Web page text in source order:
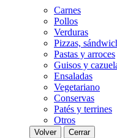
Carnes
Pollos
Verduras
Pizzas,
Pastas y arroces
Guisos y
Ensaladas
Vegetariano
Conservas
Patés y terrines
Otros
Volver Cerrar